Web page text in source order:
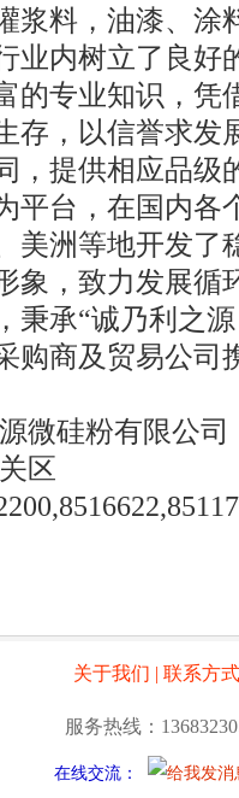
浆料，油漆、涂
业内树立了良好
专业知识，凭
存，以信誉求发
，提供相应品级
平台，在国内各
美洲等地开发
，致力发展循
秉承“诚乃利之
购商及贸易公司
微硅粉有限公司
区
关于我们 | 联系方式
服务热线：
在线交流：